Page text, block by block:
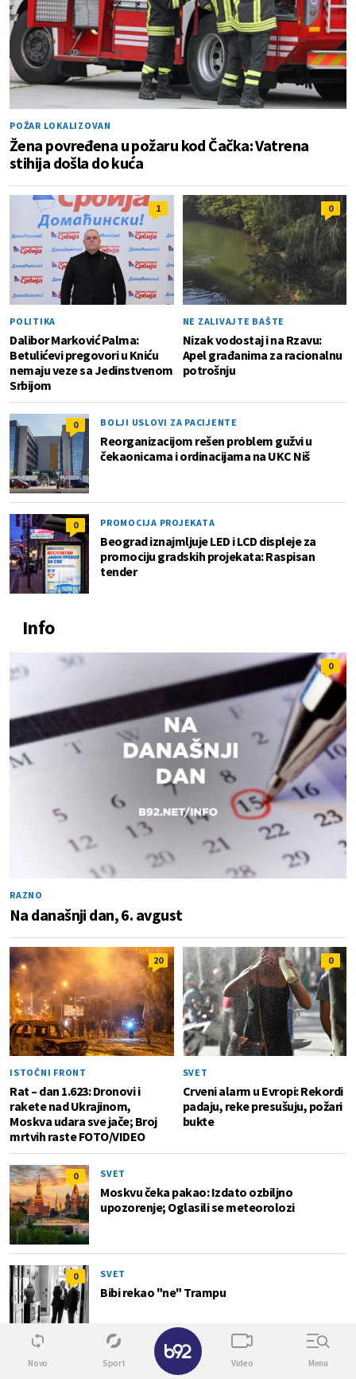
POŽAR LOKALIZOVAN
Žena povređena u požaru kod Čačka: Vatrena
stihija došla do kuća
1
POLITIKA
Dalibor Marković Palma:
Betulićevi pregovori u Kniću
nemaju veze sa Jedinstvenom
Srbijom
0
NE ZALIVAJTE BAŠTE
Nizak vodostaj i na Rzavu:
Apel građanima za racionalnu
potrošnju
0 BOLJI USLOVI ZA PACIJENTE
Reorganizacijom rešen problem gužvi u
čekaonicama i ordinacijama na UKC Niš
0 PROMOCIJA PROJEKATA
Beograd iznajmljuje LED i LCD displeje za
promociju gradskih projekata: Raspisan
tender
Info
0
RAZNO
Na današnji dan, 6. avgust
20
ISTOČNI FRONT
Rat – dan 1.623: Dronovi i
rakete nad Ukrajinom,
Moskva udara sve jače; Broj
mrtvih raste FOTO/VIDEO
0
SVET
Crveni alarm u Evropi: Rekordi
padaju, reke presušuju, požari
bukte
0 SVET
Moskvu čeka pakao: Izdato ozbiljno
upozorenje; Oglasili se meteorolozi
0 SVET
Bibi rekao "ne" Trampu
Novo Sport Video Menu
✕